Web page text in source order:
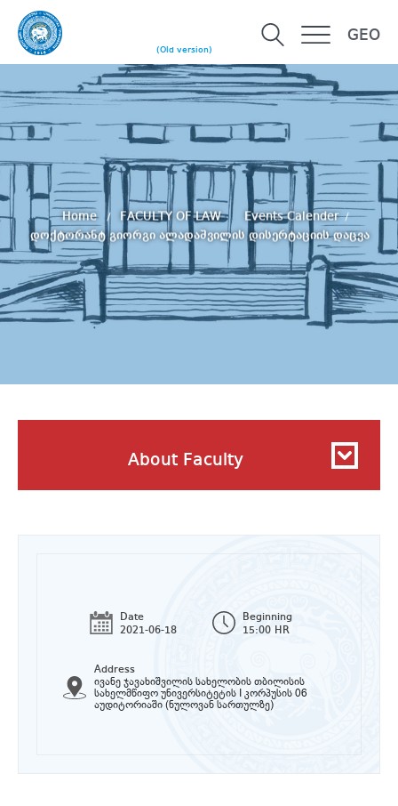
(Old version)
GEO
Home FACULTY OF LAW
Events Calender
დოქტორანტ გიორგი ალადაშვილის დისერტაციის დაცვა
About Faculty
Date
2021-06-18
Beginning
15:00 HR
Address
ივანე ჯავახიშვილის სახელობის თბილისის
სახელმწიფო უნივერსიტეტის I კორპუსის 06
აუდიტორიაში (ნულოვან სართულზე)